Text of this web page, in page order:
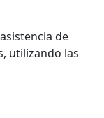
de
utilizando las